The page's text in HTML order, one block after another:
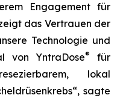
Engagement für
das Vertrauen der
Technologie und
von YntraDose®
für
lokal
sagte